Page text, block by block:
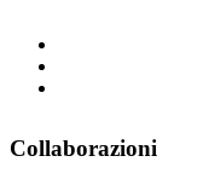
Collaborazioni